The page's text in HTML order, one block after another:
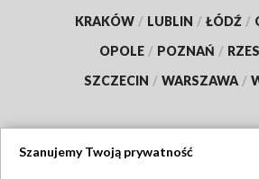
KRAKÓW / LUBLIN / ŁÓDŹ /
OPOLE / POZNAŃ /
SZCZECIN / WARSZAWA /
Szanujemy Twoją prywatność